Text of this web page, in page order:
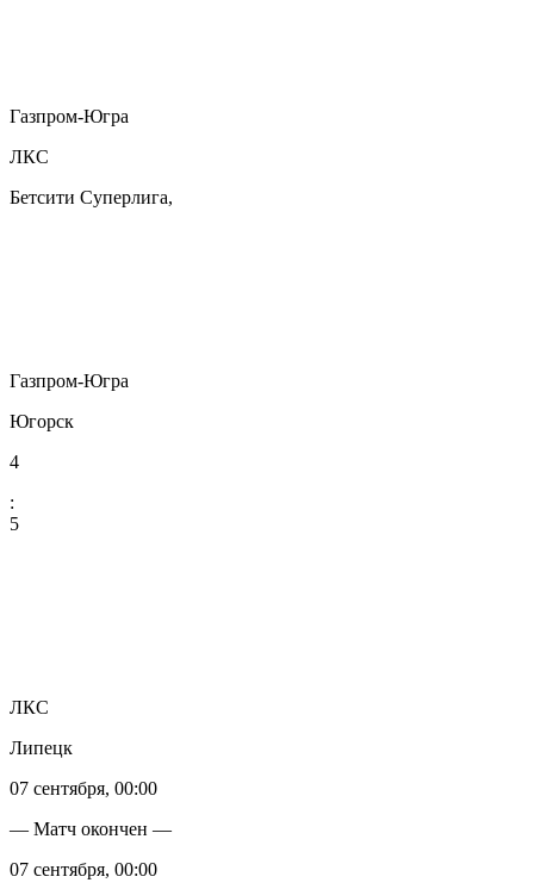
Газпром-Югра
ЛКС
Бетсити Суперлига,
Газпром-Югра
Югорск
4
:
5
ЛКС
Липецк
07 сентября, 00:00
— Матч окончен —
07 сентября, 00:00